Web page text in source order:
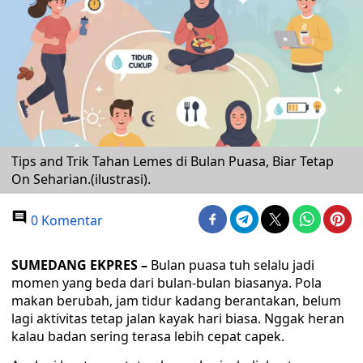
Tips and Trik Tahan Lemes di Bulan Puasa, Biar Tetap
On Seharian.(ilustrasi).
0 Komentar
SUMEDANG EKPRES – Bulan puasa tuh selalu jadi
momen yang beda dari bulan-bulan biasanya. Pola
makan berubah, jam tidur kadang berantakan, belum
lagi aktivitas tetap jalan kayak hari biasa. Nggak heran
kalau badan sering terasa lebih cepat capek.